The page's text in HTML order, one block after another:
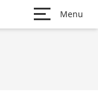
Menu